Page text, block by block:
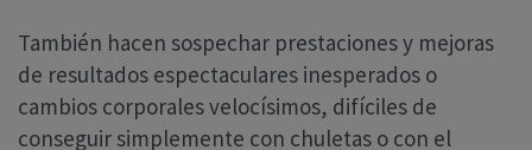
También hacen sospechar prestaciones y mejoras
de resultados espectaculares inesperados o
cambios corporales velocísimos, difíciles de
conseguir simplemente con chuletas o con el